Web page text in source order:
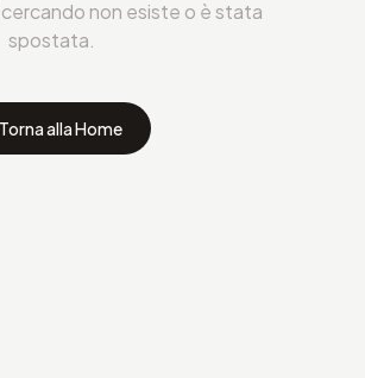
non esiste o è stata
spostata.
Torna alla Home